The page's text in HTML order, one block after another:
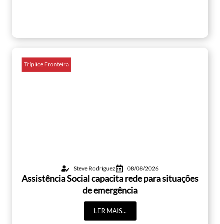
Tríplice Fronteira
Steve Rodríguez 08/08/2026
Assistência Social capacita rede para situações
de emergência
LER MAIS...